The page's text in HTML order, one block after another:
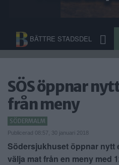
BÄTTRE STADSDEL
SÖS öppnar
från meny
SÖDERMALM
Publicerad 08:57, 30 januari 2018
Södersjukhuset öppnar nytt
välja mat från en meny med